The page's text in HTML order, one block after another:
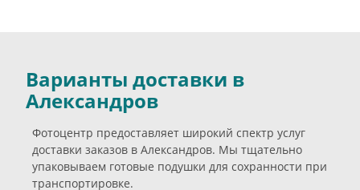
Варианты доставки в
Александров
Фотоцентр предоставляет широкий спектр услуг
доставки заказов в Александров. Мы тщательно
упаковываем готовые подушки для сохранности при
транспортировке.